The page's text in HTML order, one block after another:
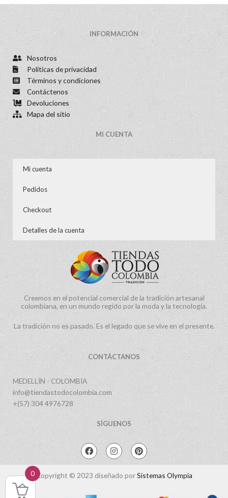
INFORMACIÓN
Nosotros
Políticas de privacidad
Términos y condiciones
Contáctenos
Devoluciones
Mapa del sitio
MI CUENTA
Mi cuenta
Pedidos
Checkout
Detalles de la cuenta
Creemos en el potencial comercial de la tradición artesanal
colombiana, en un mundo regido por la moda y la tecnología.
La tradición no es pasado. Es el legado que se vive en el presente.
CONTÁCTANOS
MEDELLÍN - COLOMBIA
info@tiendastodocolombia.com
+(57) 304 4976728
SÍGUENOS
F
a
c
b
o
I
n
s
a
P
i
n
e
Copyright © 2023 diseñado porSistemas Olympia
0